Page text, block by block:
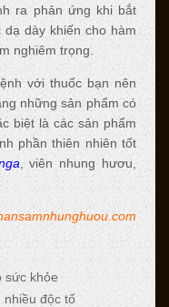
ra phản ứng khi bắt
dày khiến cho hàm
nghiêm trọng.
với thuốc bạn nên
những sản phẩm có
biệt là các sản phẩm
phần thiên nhiên tốt
, viên nhung hươu,
sức khỏe
nhiều độc tố